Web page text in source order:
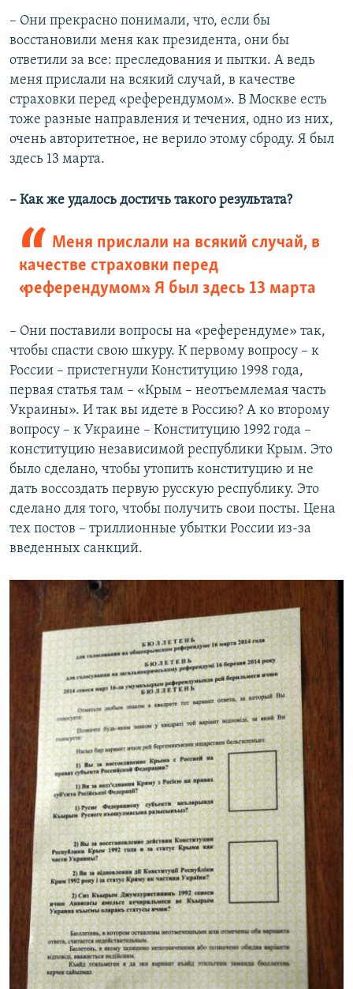
– Они прекрасно понимали, что, если бы
восстановили меня как президента, они бы
ответили за все: преследования и пытки. А ведь
меня прислали на всякий случай, в качестве
страховки перед «референдумом». В Москве есть
тоже разные направления и течения, одно из них,
очень авторитетное, не верило этому сброду. Я был
здесь 13 марта.
– Как же удалось достичь такого результата?
Меня прислали на всякий случай, в
качестве страховки перед
«референдумом». Я был здесь 13 марта
– Они поставили вопросы на «референдуме» так,
чтобы спасти свою шкуру. К первому вопросу – к
России – пристегнули Конституцию 1998 года,
первая статья там – «Крым – неотъемлемая часть
Украины». И так вы идете в Россию? А ко второму
вопросу – к Украине – Конституцию 1992 года –
конституцию независимой республики Крым. Это
было сделано, чтобы утопить конституцию и не
дать воссоздать первую русскую республику. Это
сделано для того, чтобы получить свои посты. Цена
тех постов – триллионные убытки России из-за
введенных санкций.